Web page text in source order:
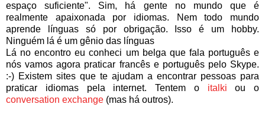
espaço suficiente". Sim, há gente no mundo que é
realmente apaixonada por idiomas. Nem todo mundo
aprende línguas só por obrigação. Isso é um hobby.
Ninguém lá é um gênio das línguas
Lá no encontro eu conheci um belga que fala português e
nós vamos agora praticar francês e português pelo Skype.
:-) Existem sites que te ajudam a encontrar pessoas para
praticar idiomas pela internet. Tentem o italki ou o
conversation exchange (mas há outros).